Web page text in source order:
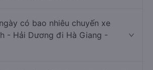
có bao nhiêu chuyến xe
- Hải Dương đi Hà Giang -